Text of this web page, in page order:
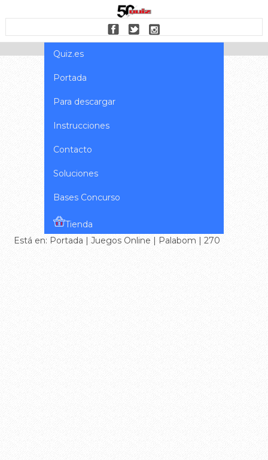
Quiz.es
Portada
Para descargar
Instrucciones
Contacto
Soluciones
Bases Concurso
Tienda
Está en: Portada | Juegos Online | Palabom | 270